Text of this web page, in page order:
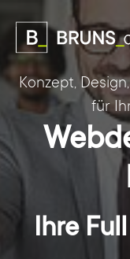
Konzept,
für
Ihre